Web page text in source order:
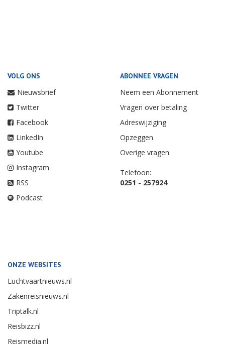
VOLG ONS
Nieuwsbrief
Twitter
Facebook
LinkedIn
Youtube
Instagram
RSS
Podcast
ABONNEE VRAGEN
Neem een Abonnement
Vragen over betaling
Adreswijziging
Opzeggen
Overige vragen
Telefoon:
0251 - 257924
ONZE WEBSITES
Luchtvaartnieuws.nl
Zakenreisnieuws.nl
Triptalk.nl
Reisbizz.nl
Reismedia.nl